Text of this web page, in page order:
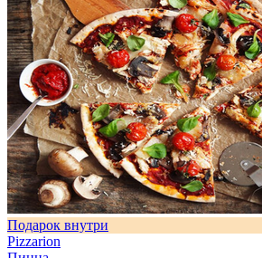
Подарок внутри
Pizzarion